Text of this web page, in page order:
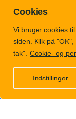
Cookies
Vi bruger cookies
siden. Klik på
tak". Cookie- og
Indstillinger